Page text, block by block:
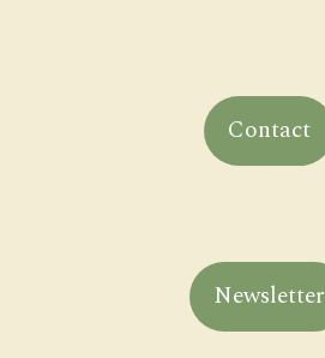
Contact
Newsletter